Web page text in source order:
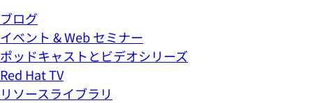
ブログ
イベント & Web セミナー
ポッドキャストとビデオシリーズ
Red Hat TV
リソースライブラリ